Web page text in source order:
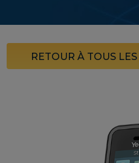
RETOUR À TOUS